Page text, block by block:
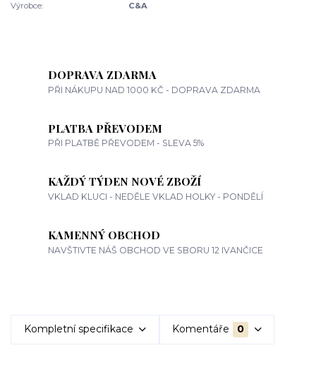
Výrobce:
C&A
DOPRAVA ZDARMA
PŘI NÁKUPU NAD 1000 KČ - DOPRAVA ZDARMA
PLATBA PŘEVODEM
PŘI PLATBĚ PŘEVODEM - SLEVA 5%
KAŽDÝ TÝDEN NOVÉ ZBOŽÍ
VKLAD KLUCI - NEDĚLE VKLAD HOLKY - PONDĚLÍ
KAMENNÝ OBCHOD
NAVŠTIVTE NÁŠ OBCHOD VE SBORU 12 IVANČICE
Kompletní specifikace Komentáře 0